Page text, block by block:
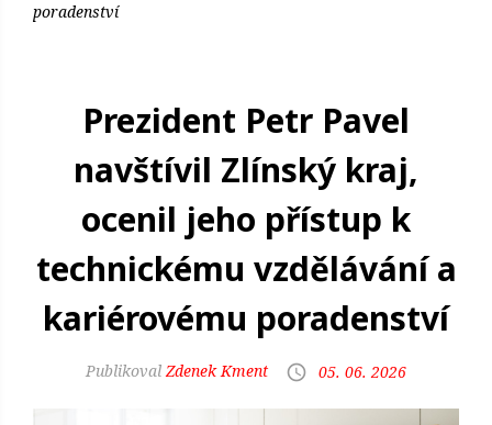
poradenství
Prezident Petr Pavel
navštívil Zlínský kraj,
ocenil jeho přístup k
technickému vzdělávání a
kariérovému poradenství
Zdenek Kment 05. 06. 2026